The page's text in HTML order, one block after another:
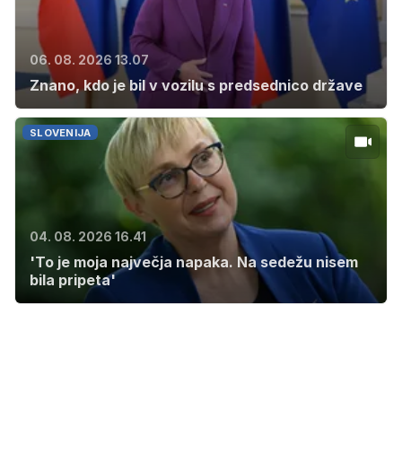
06. 08. 2026 13.07
Znano, kdo je bil v vozilu s predsednico države
SLOVENIJA
04. 08. 2026 16.41
'To je moja največja napaka. Na sedežu nisem
bila pripeta'